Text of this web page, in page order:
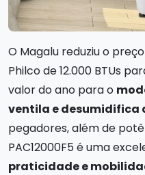
O Magalu reduziu o
Philco de 12.000 BTUs
valor do ano para o
ventila e desumidifica
pegadores, além de
PAC12000F5 é uma
praticidade e